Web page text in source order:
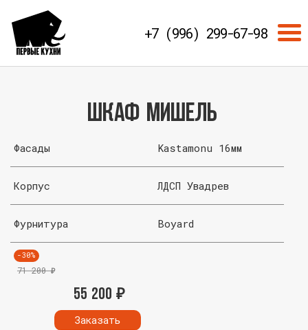
+7 (996) 299-67-98
Шкаф Мишель
Фасады Kastamonu 16мм
Корпус ЛДСП Увадрев
Фурнитура Boyard
-30%
71 200₽
55 200 ₽
Заказать